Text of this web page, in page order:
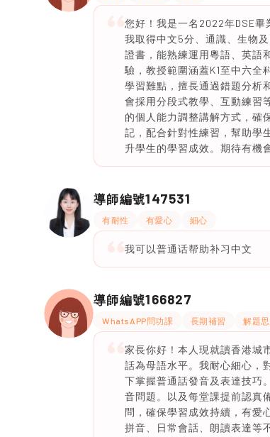
您好！我是一名2022年DSE畢
我取得中文5分、通識、生物
證書，能熟練運用粵語、英語
驗，教授範圍涵蓋K1至中六全
學習難點，擅長通過錯題分析
會採用分段式教學、互動練習
的個人能力調整講解方式，確
記，配合針對性練習，幫助學
升學生的學習成效。期待有機
導師編號147531
有耐性 有愛心 細心
我可以普通话帮助补习中文
導師編號166827
WhatsAPP問功課 長期補習 解題
家長你好！本人現就讀香港城
話為母語水平。我耐心細心，
下掌握普通話發音及表達技巧
音問題。以及每堂課提前認真
問，確保學習成效持續，有愛
拼音、日常會話、朗讀表達等